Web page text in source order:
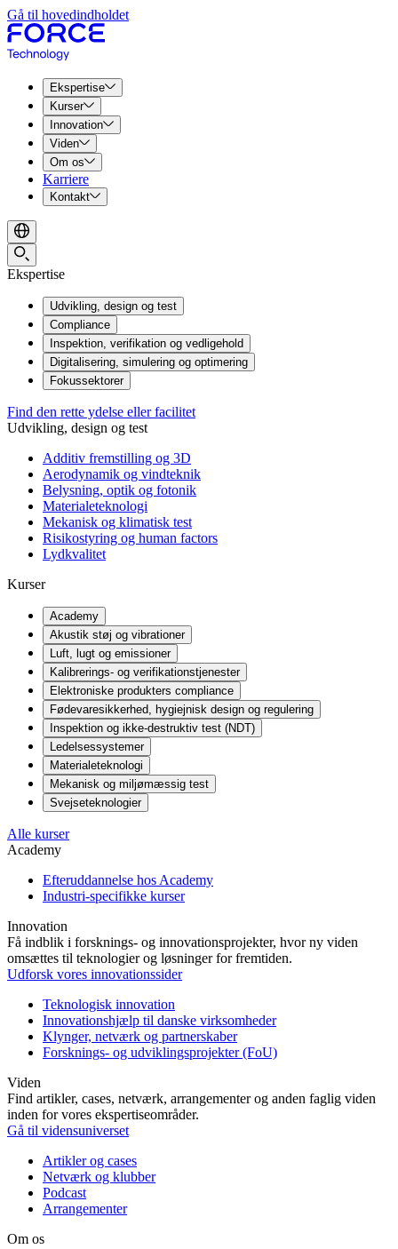
Gå til hovedindholdet
Ekspertise
Kurser
Innovation
Viden
Om os
Karriere
Kontakt
Ekspertise
Udvikling, design og test
Compliance
Inspektion, verifikation og vedligehold
Digitalisering, simulering og optimering
Fokussektorer
Find den rette ydelse eller facilitet
Udvikling, design og test
Additiv fremstilling og 3D
Aerodynamik og vindteknik
Belysning, optik og fotonik
Materialeteknologi
Mekanisk og klimatisk test
Risikostyring og human factors
Lydkvalitet
Kurser
Academy
Akustik støj og vibrationer
Luft, lugt og emissioner
Kalibrerings- og verifikationstjenester
Elektroniske produkters compliance
Fødevaresikkerhed, hygiejnisk design og regulering
Inspektion og ikke-destruktiv test (NDT)
Ledelsessystemer
Materialeteknologi
Mekanisk og miljømæssig test
Svejseteknologier
Alle kurser
Academy
Efteruddannelse hos Academy
Industri-specifikke kurser
Innovation
Få indblik i forsknings- og innovationsprojekter, hvor ny viden
omsættes til teknologier og løsninger for fremtiden.
Udforsk vores innovationssider
Teknologisk innovation
Innovationshjælp til danske virksomheder
Klynger, netværk og partnerskaber
Forsknings- og udviklingsprojekter (FoU)
Viden
Find artikler, cases, netværk, arrangementer og anden faglig viden
inden for vores ekspertiseområder.
Gå til vidensuniverset
Artikler og cases
Netværk og klubber
Podcast
Arrangementer
Om os